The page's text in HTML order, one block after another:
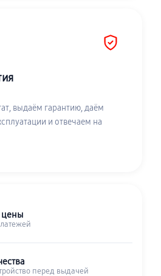
выдаём гарантию, даём
и отвечаем на
цены
перед выдачей